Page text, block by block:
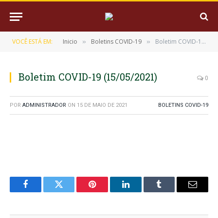
VOCÊ ESTÁ EM: Inicio » Boletins COVID-19 » Boletim COVID-19 (15/05/2021)
Boletim COVID-19 (15/05/2021) 0
POR ADMINISTRADOR ON 15 DE MAIO DE 2021 BOLETINS COVID-19
FacebookTwitter Pinterest LinkedInTumblr
E-